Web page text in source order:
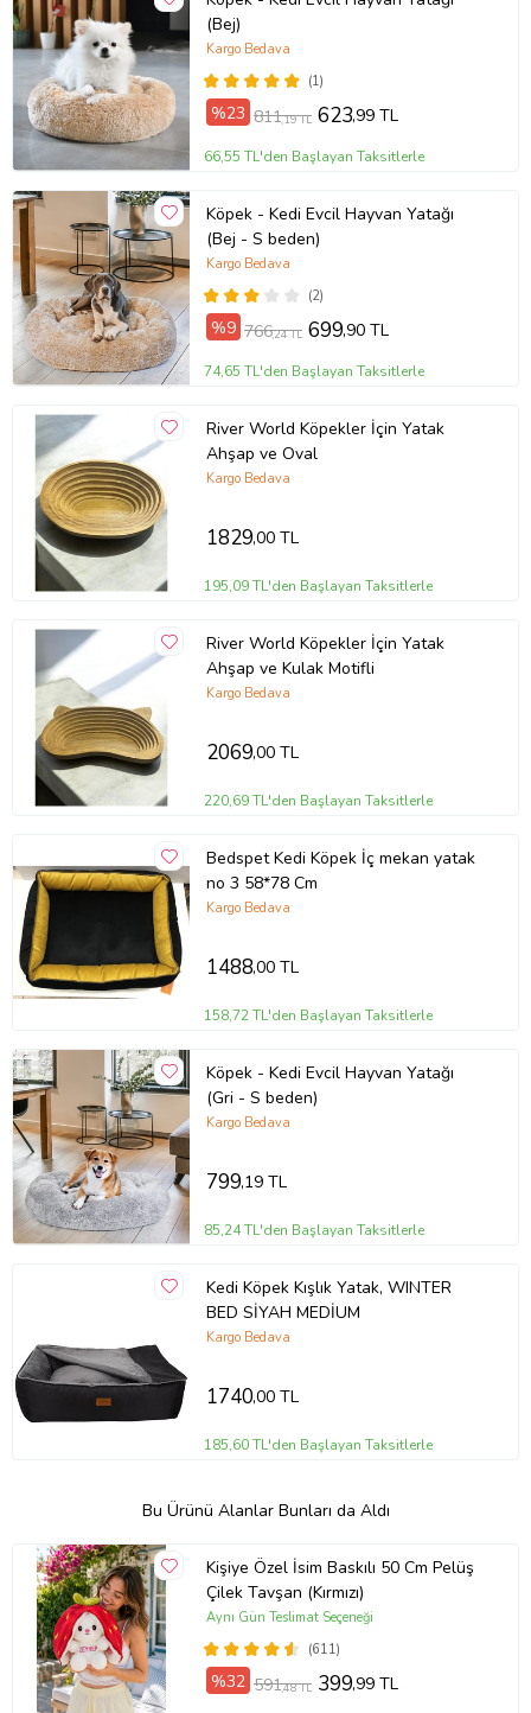
(Bej)
(1)
Kargo Bedava
%23 811,19 TL 623,99 TL
66,55 TL'den Başlayan Taksitlerle
Köpek - Kedi Evcil Hayvan Yatağı
(Bej - S beden)
(2)
Kargo Bedava
%9 766,24 TL 699,90 TL
74,65 TL'den Başlayan Taksitlerle
River World Köpekler İçin Yatak
Ahşap ve Oval
Kargo Bedava
1829,00 TL
195,09 TL'den Başlayan Taksitlerle
River World Köpekler İçin Yatak
Ahşap ve Kulak Motifli
Kargo Bedava
2069,00 TL
220,69 TL'den Başlayan Taksitlerle
Bedspet Kedi Köpek İç mekan yatak
no 3 58*78 Cm
Kargo Bedava
1488,00 TL
158,72 TL'den Başlayan Taksitlerle
Köpek - Kedi Evcil Hayvan Yatağı
(Gri - S beden)
Kargo Bedava
799,19 TL
85,24 TL'den Başlayan Taksitlerle
Kedi Köpek Kışlık Yatak, WINTER
BED SİYAH MEDİUM
Kargo Bedava
1740,00 TL
185,60 TL'den Başlayan Taksitlerle
Bu Ürünü Alanlar Bunları da Aldı
Kişiye Özel İsim Baskılı 50 Cm Pelüş
Çilek Tavşan (Kırmızı)
(611)
Aynı Gün Teslimat Seçeneği
%32 591,48 TL 399,99 TL